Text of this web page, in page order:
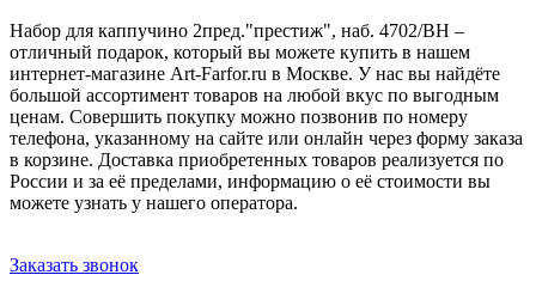
Набор для каппучино 2пред."престиж", наб. 4702/BH –
отличный подарок, который вы можете купить в нашем
интернет-магазине Art-Farfor.ru в Москве. У нас вы найдёте
большой ассортимент товаров на любой вкус по выгодным
ценам. Совершить покупку можно позвонив по номеру
телефона, указанному на сайте или онлайн через форму заказа
в корзине. Доставка приобретенных товаров реализуется по
России и за её пределами, информацию о её стоимости вы
можете узнать у нашего оператора.
Заказать звонок